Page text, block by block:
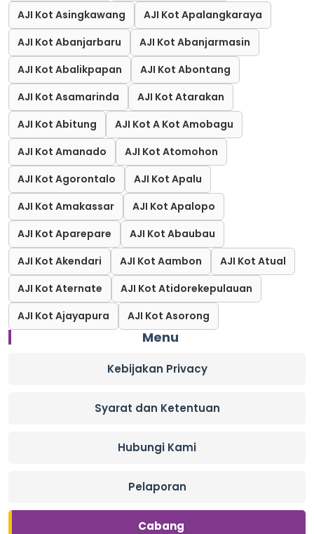
AJI Kot Asingkawang
AJI Kot Apalangkaraya
AJI Kot Abanjarbaru
AJI Kot Abanjarmasin
AJI Kot Abalikpapan
AJI Kot Abontang
AJI Kot Asamarinda
AJI Kot Atarakan
AJI Kot Abitung
AJI Kot A Kot Amobagu
AJI Kot Amanado
AJI Kot Atomohon
AJI Kot Agorontalo
AJI Kot Apalu
AJI Kot Amakassar
AJI Kot Apalopo
AJI Kot Aparepare
AJI Kot Abaubau
AJI Kot Akendari
AJI Kot Aambon
AJI Kot Atual
AJI Kot Aternate
AJI Kot Atidorekepulauan
AJI Kot Ajayapura
AJI Kot Asorong
Menu
Kebijakan Privacy
Syarat dan Ketentuan
Hubungi Kami
Pelaporan
Cabang